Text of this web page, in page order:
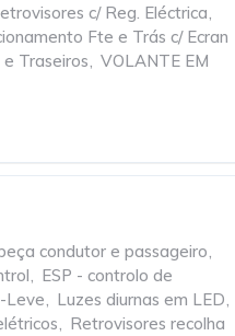
c/ Reg. Eléctrica,
Fte e Trás c/ Ecran
Traseiros, VOLANTE EM
condutor e passageiro,
, ESP - controlo de
Leve, Luzes diurnas em LED,
, Retrovisores recolha